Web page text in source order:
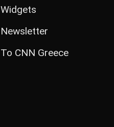
Widgets
Newsletter
Το CNN Greece